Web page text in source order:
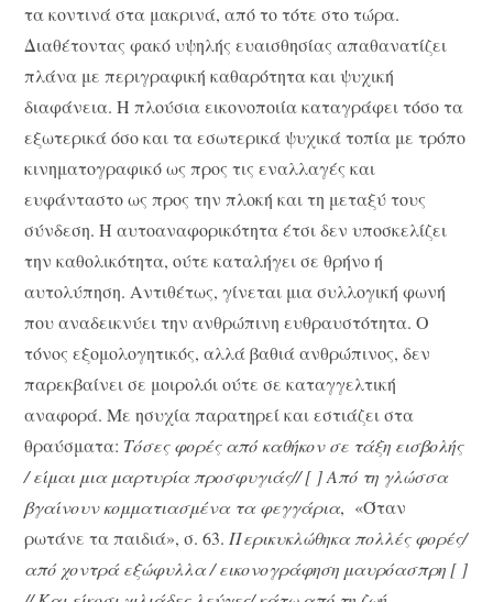
τα κοντινά στα μακρινά, από το τότε στο τώρα.
Διαθέτοντας φακό υψηλής ευαισθησίας απαθανατίζει
πλάνα με περιγραφική καθαρότητα και ψυχική
διαφάνεια. Η πλούσια εικονοποιία καταγράφει τόσο τα
εξωτερικά όσο και τα εσωτερικά ψυχικά τοπία με τρόπο
κινηματογραφικό ως προς τις εναλλαγές και
ευφάνταστο ως προς την πλοκή και τη μεταξύ τους
σύνδεση. Η αυτοαναφορικότητα έτσι δεν υποσκελίζει
την καθολικότητα, ούτε καταλήγει σε θρήνο ή
αυτολύπηση. Αντιθέτως, γίνεται μια συλλογική φωνή
που αναδεικνύει την ανθρώπινη ευθραυστότητα. Ο
τόνος εξομολογητικός, αλλά βαθιά ανθρώπινος, δεν
παρεκβαίνει σε μοιρολόι ούτε σε καταγγελτική
αναφορά. Με ησυχία παρατηρεί και εστιάζει στα
θραύσματα: Τόσες φορές από καθήκον σε τάξη εισβολής
/ είμαι μια μαρτυρία προσφυγιάς// [ ] Από τη γλώσσα
βγαίνουν κομματιασμένα τα φεγγάρια, «Όταν
ρωτάνε τα παιδιά», σ. 63. Περικυκλώθηκα πολλές φορές/
από χοντρά εξώφυλλα / εικονογράφηση μαυρόασπρη [ ]